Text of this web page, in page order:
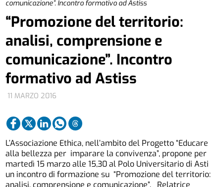
comunicazione”. Incontro formativo ad Astiss
11 MARZO 2016
“Promozione del territorio:
analisi, comprensione e
comunicazione”. Incontro
formativo ad Astiss
L’Associazione Ethica, nell’ambito del Progetto “Educare
alla bellezza per imparare la convivenza”, propone per
martedì 15 marzo alle 15,30 al Polo Universitario di Asti
un incontro di formazione su “Promozione del territorio:
analisi, comprensione e comunicazione”. Relatrice